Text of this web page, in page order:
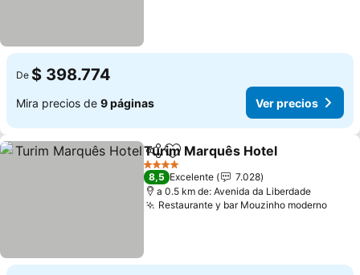
De $ 398.774
Mira precios de 9 páginas Ver precios
Compartir
Agregar a favoritos
Turim Marquês Hotel
4 Estrellas
8,5 Excelente
7.028
a 0.5 km de: Avenida da Liberdade
Restaurante y bar Mouzinho moderno